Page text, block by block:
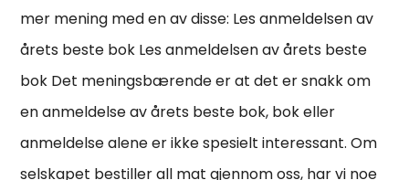
mer mening med en av disse: Les anmeldelsen av
årets beste bok Les anmeldelsen av årets beste
bok Det meningsbærende er at det er snakk om
en anmeldelse av årets beste bok, bok eller
anmeldelse alene er ikke spesielt interessant. Om
selskapet bestiller all mat gjennom oss, har vi noe